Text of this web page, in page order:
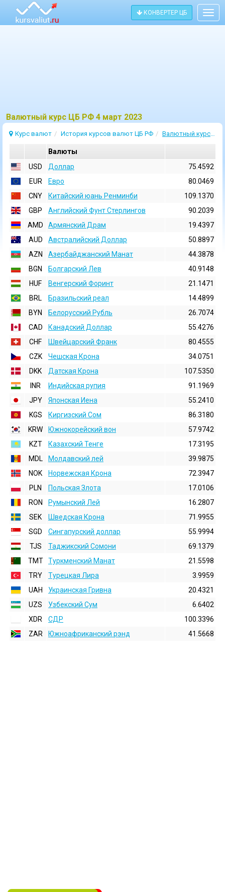
КОНВЕРТЕР ЦБ
Bалютный курс ЦБ РФ 4 март 2023
Курс валют История курсов валют ЦБ РФ Валютный курс 4 Март 2023
Валюты
USD
Доллар
75.4592
EUR
Евро
80.0469
CNY
Китайский юань Ренминби
109.1370
GBP
Английский Фунт Стерлингов
90.2039
AMD
Армянский Драм
19.4397
AUD
Австралийский Доллар
50.8897
AZN
Азербайджанский Манат
44.3878
BGN
Болгарский Лев
40.9148
HUF
Венгерский Форинт
21.1471
BRL
Бразильский реал
14.4899
BYN
Белорусский Рубль
26.7074
CAD
Канадский Доллар
55.4276
CHF
Швейцарский Франк
80.4555
CZK
Чешская Крона
34.0751
DKK
Датская Крона
107.5350
INR
Индийская pупия
91.1969
JPY
Японская Иена
55.2410
KGS
Киргизский Сом
86.3180
KRW
Южнокорейский вон
57.9742
KZT
Казахский Тенге
17.3195
MDL
Молдавский лей
39.9875
NOK
Норвежская Крона
72.3947
PLN
Польская Злота
17.0106
RON
Румынский Лей
16.2807
SEK
Шведская Крона
71.9955
SGD
Сингапурский доллар
55.9994
TJS
Таджикский Сомони
69.1379
TMT
Туркменский Манат
21.5598
TRY
Турецкая Лира
3.9959
UAH
Украинская Гривна
20.4321
UZS
Узбекский Сум
6.6402
XDR
СДР
100.3396
ZAR
Южноафриканский рэнд 41.5668